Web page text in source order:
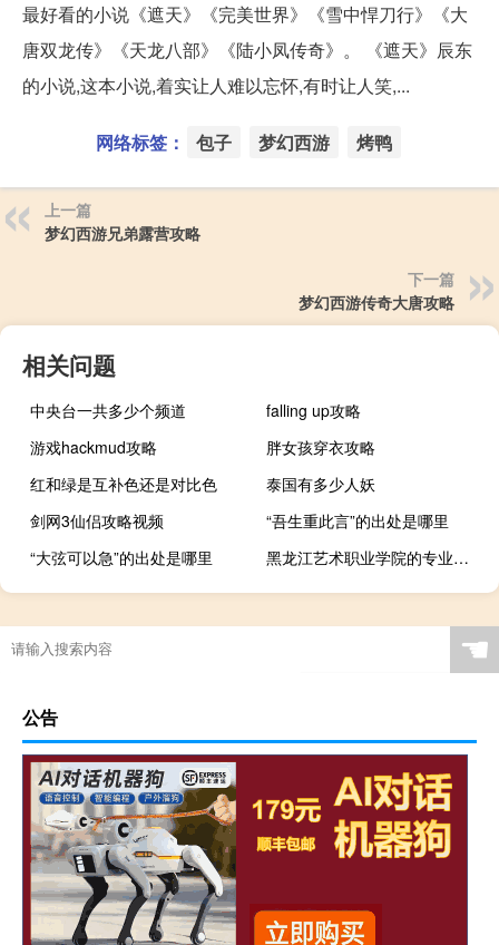
最好看的小说《遮天》《完美世界》《雪中悍刀行》《大
唐双龙传》《天龙八部》《陆小凤传奇》。 《遮天》辰东
的小说,这本小说,着实让人难以忘怀,有时让人笑,...
网络标签： 包子 梦幻西游 烤鸭
上一篇
梦幻西游兄弟露营攻略
下一篇
梦幻西游传奇大唐攻略
相关问题
中央台一共多少个频道
falling up攻略
游戏hackmud攻略
胖女孩穿衣攻略
红和绿是互补色还是对比色
泰国有多少人妖
剑网3仙侣攻略视频
“吾生重此言”的出处是哪里
“大弦可以急”的出处是哪里
黑龙江艺术职业学院的专业有哪些
☚
公告